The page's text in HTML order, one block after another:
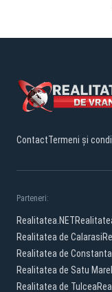
ContactTermeni și
Parteneri:
Realitatea.NET
Realitatea de Calarasi
Realitatea de Constanta
Realitatea de Satu Mare
Realitatea de Tulcea